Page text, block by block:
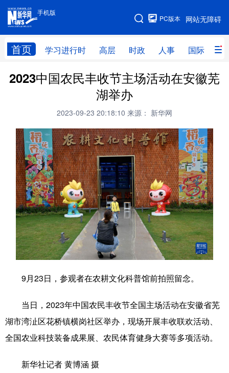
手机版
网站无障碍
PC版本
首页 学习进行时 高层 时政 人事 国际 财
手机版
网站地图
学习进行时 高层 时政 人事
全球连线
科技 科创 量子 体育
文化 书画 健康 军事
访谈 视频 图片 政务
法律 中央文件 金融 汽车
食品 人居 信息化 数字经济
学术中国 乡村振兴 溯源中国
文化产业
2023中国农民丰收节主场活动在安徽芜
湖举办
2023-09-23 20:18:10 来源： 新华网
9月23日，参观者在农耕文化科普馆前拍照留念。
当日，2023年中国农民丰收节全国主场活动在安徽省芜
湖市湾沚区花桥镇横岗社区举办，现场开展丰收联欢活动、
全国农业科技装备成果展、农民体育健身大赛等多项活动。
新华社记者 黄博涵 摄